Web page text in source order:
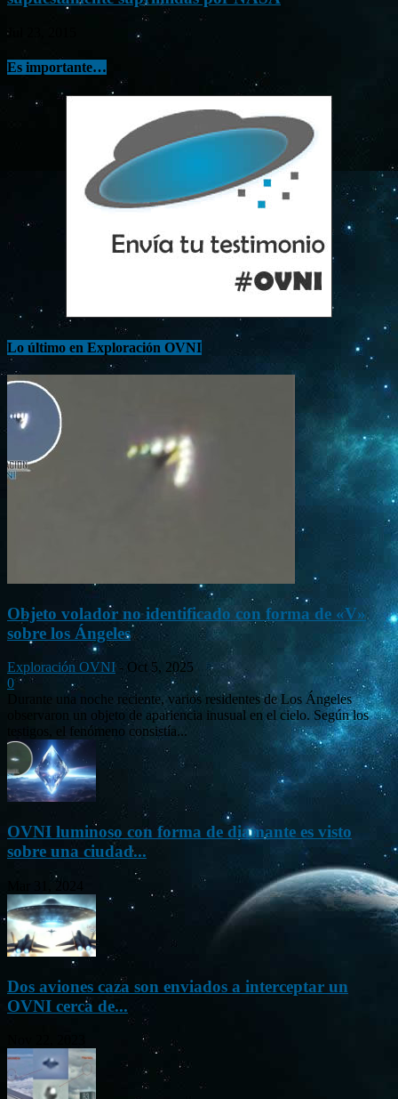
Jul 23, 2015
Es importante…
Lo último en Exploración OVNI
Objeto volador no identificado con forma de «V»
sobre los Ángeles
Exploración OVNI - Oct 5, 2025
0
Durante una noche reciente, varios residentes de Los Ángeles
observaron un objeto de apariencia inusual en el cielo. Según los
testigos, el fenómeno consistía...
OVNI luminoso con forma de diamante es visto
sobre una ciudad...
Dos aviones caza son enviados a interceptar un
OVNI cerca de...